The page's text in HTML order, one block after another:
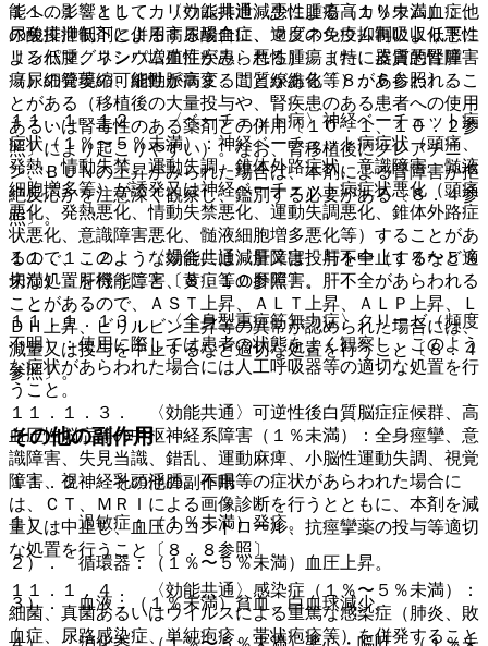
１１．１．１１． 〈効能共通〉悪性腫瘍（１％未満）：他
の免疫抑制剤と併用する場合に、過度の免疫抑制により悪性
リンパ腫、リンパ増殖性疾患、悪性腫瘍（特に皮膚悪性腫
瘍）の発現の可能性が高まることがある〔８．６参照〕。
１１．１．１２． 〈ベーチェット病〉神経ベーチェット病
症状（１％〜５％未満）：神経ベーチェット病症状（頭痛、
発熱、情動失禁、運動失調、錐体外路症状、意識障害、髄液
細胞増多等）が誘発又は神経ベーチェット病症状悪化（頭痛
悪化、発熱悪化、情動失禁悪化、運動失調悪化、錐体外路症
状悪化、意識障害悪化、髄液細胞増多悪化等）することがあ
るので、このような場合には減量又は投与を中止するなど適
切な処置を行うこと〔８．１０参照〕。
１１．１．１３． 〈全身型重症筋無力症〉クリーゼ（頻度
不明）：使用に際しては患者の状態をよく観察し、このよう
な症状があらわれた場合には人工呼吸器等の適切な処置を行
うこと。
その他の副作用
１１．２． その他の副作用
１）． 過敏症：（１％未満）発疹。
２）． 循環器：（１％〜５％未満）血圧上昇。
３）． 血液：（１％未満）貧血、白血球減少。
能への影響としてカリウム排泄減少による高カリウム血症、
尿酸排泄低下による高尿酸血症、マグネシウム再吸収低下に
よる低マグネシウム血症がみられる）。また、器質的腎障害
（尿細管萎縮、細動脈病変、間質線維化等）があらわれるこ
とがある（移植後の大量投与や、腎疾患のある患者への使用
あるいは腎毒性のある薬剤との併用〔１０．１、１０．２参
照〕により起こりやすい）。なお、腎移植後にクレアチニ
ン、ＢＵＮの上昇がみられた場合は、本剤による腎障害か拒
絶反応かを注意深く観察し、鑑別する必要がある〔８．４参
照〕。
１１．１．２． 〈効能共通〉肝障害、肝不全（１％〜５％
未満）：肝機能障害、黄疸等の肝障害、肝不全があらわれる
ことがあるので、ＡＳＴ上昇、ＡＬＴ上昇、ＡＬＰ上昇、Ｌ
ＤＨ上昇、ビリルビン上昇等の異常が認められた場合には、
減量又は投与を中止するなど適切な処置を行うこと〔８．４
参照〕。
１１．１．３． 〈効能共通〉可逆性後白質脳症症候群、高
血圧性脳症等の中枢神経系障害（１％未満）：全身痙攣、意
識障害、失見当識、錯乱、運動麻痺、小脳性運動失調、視覚
障害、視神経乳頭浮腫、不眠等の症状があらわれた場合に
は、ＣＴ、ＭＲＩによる画像診断を行うとともに、本剤を減
量又は中止し、血圧のコントロール、抗痙攣薬の投与等適切
な処置を行うこと〔８．８参照〕。
１１．１．４． 〈効能共通〉感染症（１％〜５％未満）：
細菌、真菌あるいはウイルスによる重篤な感染症（肺炎、敗
血症、尿路感染症、単純疱疹、帯状疱疹等）を併発すること